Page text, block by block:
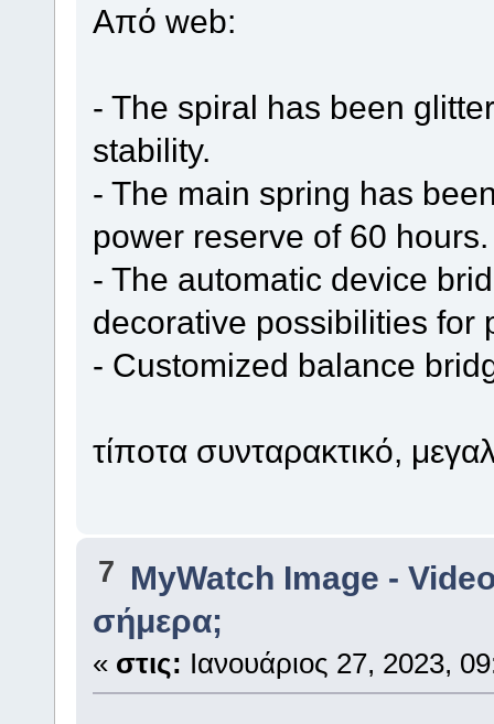
Aπό web:
- The spiral has been
stability.
- The main spring has
power reserve of 60 hours.
- The automatic device
decorative possibilities for
- Customized balance
τίποτα συνταρακτικό,
7 MyWatch Ιmage -
σήμερα;
« στις: Ιανουάριος 27, 2023,